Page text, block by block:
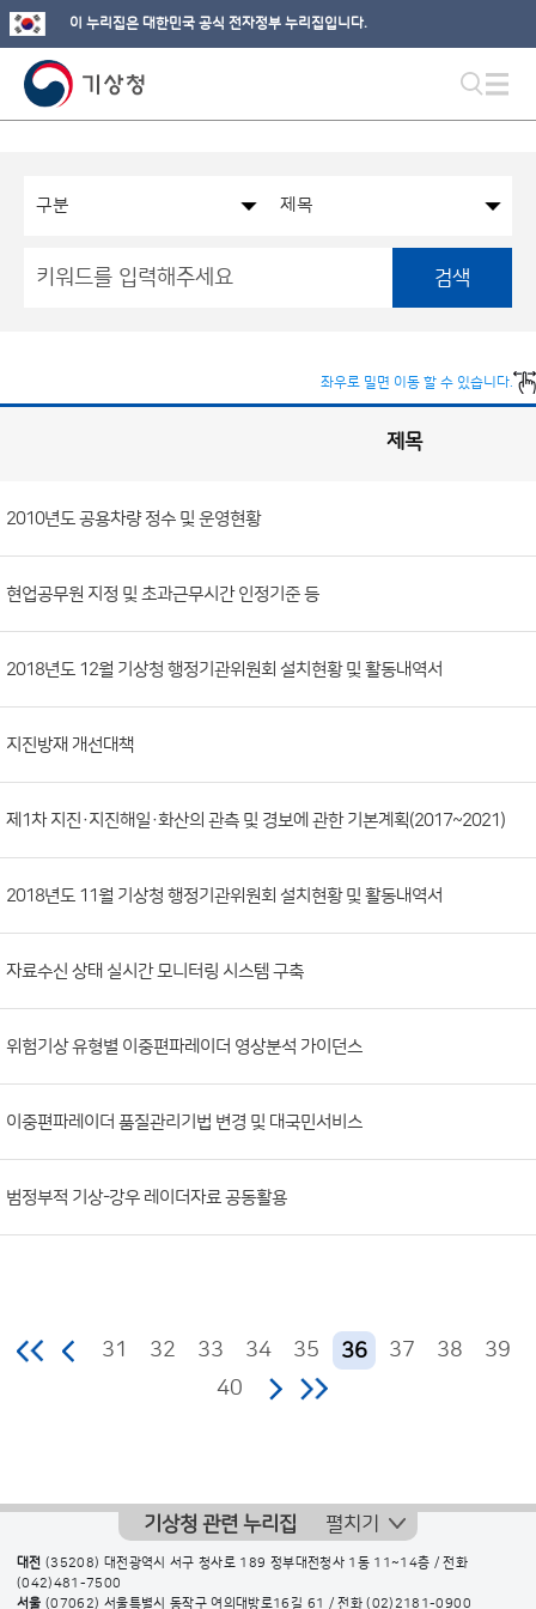
이 누리집은 대한민국 공식 전자정부 누리집입니다.
검색
좌우로 밀면 이동 할 수 있습니다.
공
개
정
보
목
록
류,
첨
부
일,
조
회
제목
2010년도 공용차량 정수 및 운영현황
현업공무원 지정 및 초과근무시간 인정기준 등
2018년도 12월 기상청 행정기관위원회 설치현황 및 활동내역서
지진방재 개선대책
제1차 지진·지진해일·화산의 관측 및 경보에 관한 기본계획(2017~2021)
2018년도 11월 기상청 행정기관위원회 설치현황 및 활동내역서
자료수신 상태 실시간 모니터링 시스템 구축
위험기상 유형별 이중편파레이더 영상분석 가이던스
이중편파레이더 품질관리기법 변경 및 대국민서비스
범정부적 기상-강우 레이더자료 공동활용
31 32 33 34 35 36 37 38
39
40
기상청 관련 누리집 펼치기
대전 (35208) 대전광역시 서구 청사로 189 정부대전청사 1동 11~14층 / 전화
(042)481-7500
서울 (07062) 서울특별시 동작구 여의대방로16길 61 / 전화(02)2181-0900